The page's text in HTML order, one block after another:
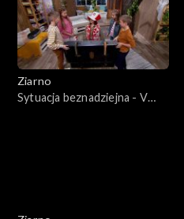
Ziarno
Sytuacja beznadziejna - V